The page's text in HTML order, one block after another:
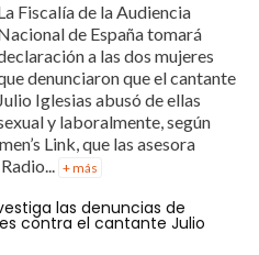
Fiscalía de la Audiencia
de España tomará
a las dos mujeres
denunciaron que el cantante
Julio Iglesias abusó de ellas
y laboralmente, según
Link, que las asesora
+ más
las denuncias de
contra el cantante Julio